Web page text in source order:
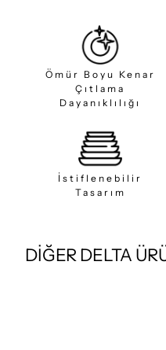
Ömür Boyu Kenar
Çıtlama
Dayanıklılığı
İstiflenebilir
Tasarım
DİĞER DELTA